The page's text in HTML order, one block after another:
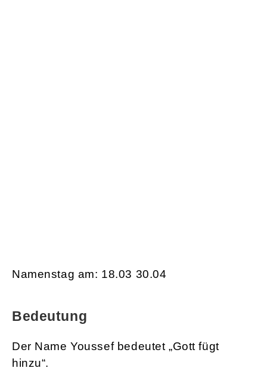
Namenstag am: 18.03 30.04
Bedeutung
Der Name Youssef bedeutet „Gott fügt
hinzu“.